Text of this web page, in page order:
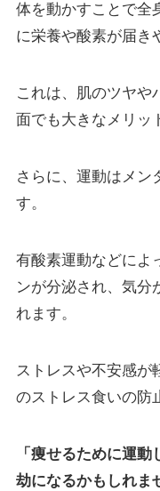
体を動かすことで全
に栄養や酸素が届き
これは、肌のツヤや
面でも大きなメリッ
さらに、運動はメン
す。
有酸素運動などによ
ンが分泌され、気分
れます。
ストレスや不安感が
のストレス食いの防
「痩せるために運
劫になるかもしれま